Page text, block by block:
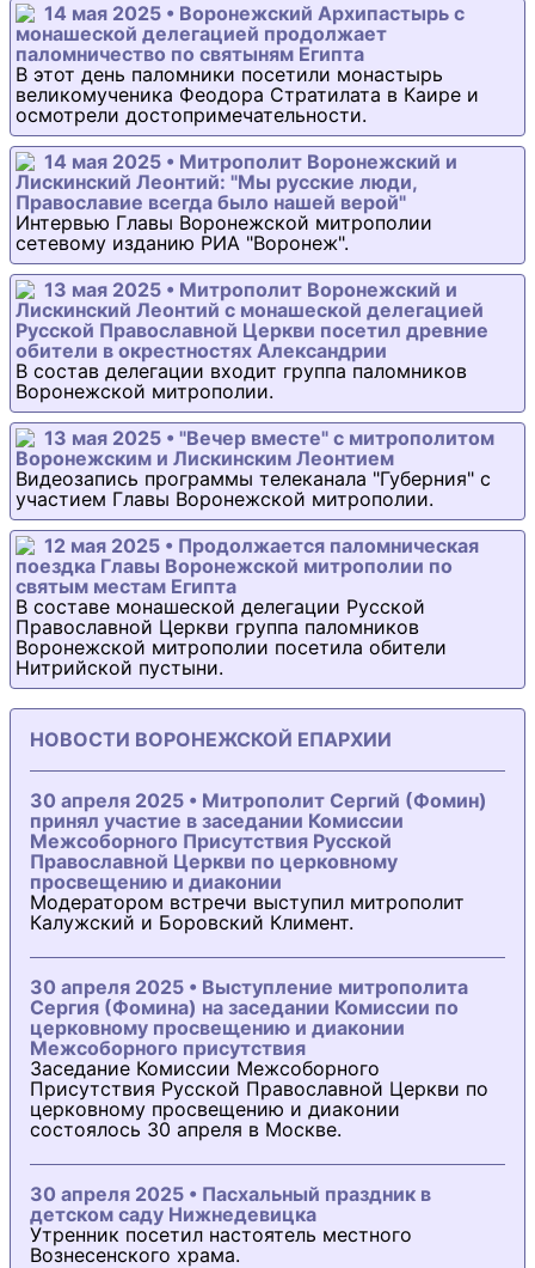
14 мая 2025 • Воронежский Архипастырь с
монашеской делегацией продолжает
паломничество по святыням Египта
В этот день паломники посетили монастырь
великомученика Феодора Стратилата в Каире и
осмотрели достопримечательности.
14 мая 2025 • Митрополит Воронежский и
Лискинский Леонтий: "Мы русские люди,
Православие всегда было нашей верой"
Интервью Главы Воронежской митрополии
сетевому изданию РИА "Воронеж".
13 мая 2025 • Митрополит Воронежский и
Лискинский Леонтий с монашеской делегацией
Русской Православной Церкви посетил древние
обители в окрестностях Александрии
В состав делегации входит группа паломников
Воронежской митрополии.
13 мая 2025 • "Вечер вместе" с митрополитом
Воронежским и Лискинским Леонтием
Видеозапись программы телеканала "Губерния" с
участием Главы Воронежской митрополии.
12 мая 2025 • Продолжается паломническая
поездка Главы Воронежской митрополии по
святым местам Египта
В составе монашеской делегации Русской
Православной Церкви группа паломников
Воронежской митрополии посетила обители
Нитрийской пустыни.
НОВОСТИ ВОРОНЕЖСКОЙ ЕПАРХИИ
30 апреля 2025 • Митрополит Сергий (Фомин)
принял участие в заседании Комиссии
Межсоборного Присутствия Русской
Православной Церкви по церковному
просвещению и диаконии
Модератором встречи выступил митрополит
Калужский и Боровский Климент.
30 апреля 2025 • Выступление митрополита
Сергия (Фомина) на заседании Комиссии по
церковному просвещению и диаконии
Межсоборного присутствия
Заседание Комиссии Межсоборного
Присутствия Русской Православной Церкви по
церковному просвещению и диаконии
состоялось 30 апреля в Москве.
30 апреля 2025 • Пасхальный праздник в
детском саду Нижнедевицка
Утренник посетил настоятель местного
Вознесенского храма.